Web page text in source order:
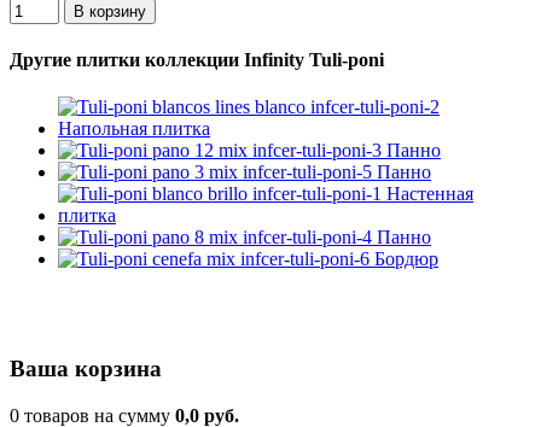
Другие плитки коллекции Infinity Tuli-poni
Ваша корзина
0 товаров на сумму 0,0 руб.